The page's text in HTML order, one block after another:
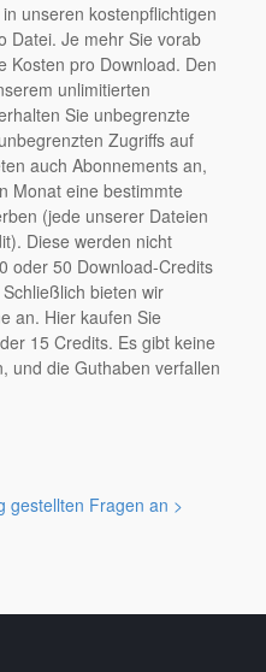
unseren kostenpflichtigen
Datei. Je mehr Sie vorab
Kosten pro Download. Den
unlimitierten
Sie unbegrenzte
Zugriffs auf
auch Abonnements an,
Monat eine bestimmte
(jede unserer Dateien
Diese werden nicht
oder 50 Download-Credits
bieten wir
an. Hier kaufen Sie
15 Credits. Es gibt keine
und die Guthaben verfallen
gestellten Fragen an >